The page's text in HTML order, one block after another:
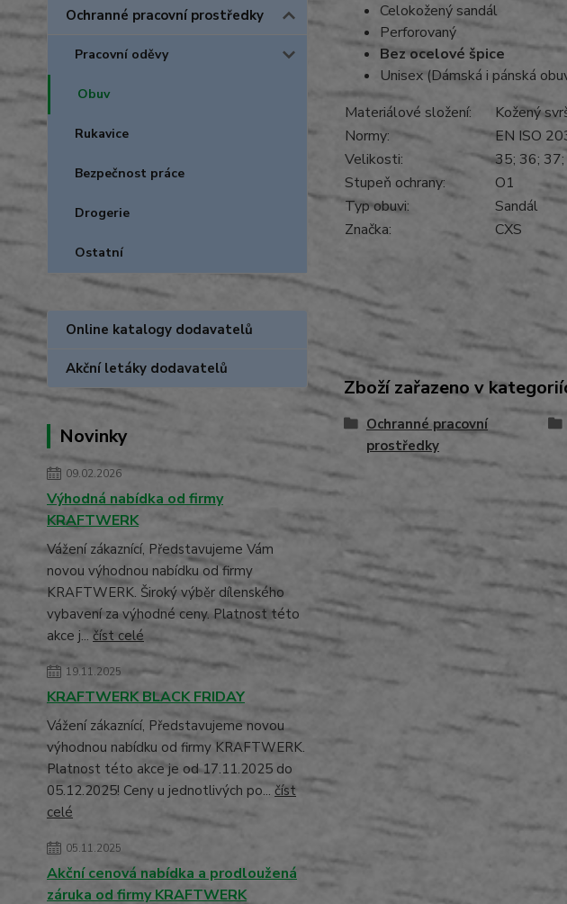
Ochranné pracovní prostředky
Pracovní oděvy
Obuv
Rukavice
Bezpečnost práce
Drogerie
Ostatní
Online katalogy dodavatelů
Akční letáky dodavatelů
Novinky
09.02.2026
Výhodná nabídka od firmy
KRAFTWERK
Vážení zákaznící, Představujeme Vám
novou výhodnou nabídku od firmy
KRAFTWERK. Široký výběr dílenského
vybavení za výhodné ceny. Platnost této
akce j... číst celé
19.11.2025
KRAFTWERK BLACK FRIDAY
Vážení zákaznící, Představujeme novou
výhodnou nabídku od firmy KRAFTWERK.
Platnost této akce je od 17.11.2025 do
05.12.2025! Ceny u jednotlivých po... číst
celé
05.11.2025
Akční cenová nabídka a prodloužená
záruka od firmy KRAFTWERK
Celokožený sandál
Perforovaný
Bez ocelové špice
Unisex (Dámská i pánská
Materiálové složení:
Kožený
Normy:
EN ISO
Velikosti:
35; 36;
Stupeň ochrany:
O1
Typ obuvi:
Sandál
Značka:
CXS
Zboží zařazeno v
Ochranné pracovní
prostředky